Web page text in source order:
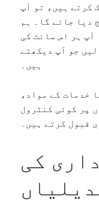
کرتے ہیں، تو آپ
دیا جائے گا۔ ہم
آپ ہر اس سائٹ کی
جو آپ دیکھتے
ہیں۔
خدمات کے مواد،
پر کوئی کنٹرول
قبول کرتے ہیں۔
کی